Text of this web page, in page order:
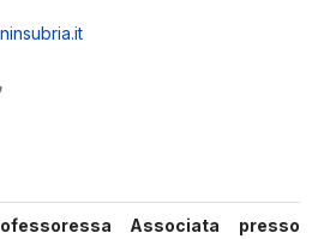
Associata presso